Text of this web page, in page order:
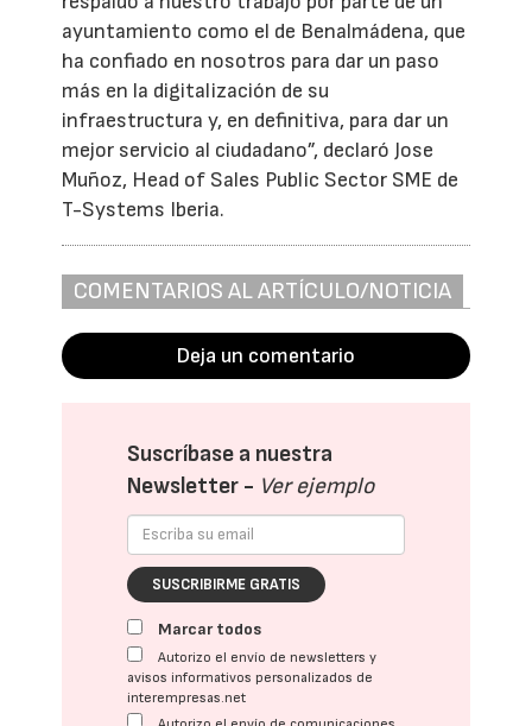
ayuntamiento como el de Benalmádena, que
ha confiado en nosotros para dar un paso
más en la digitalización de su
infraestructura y, en definitiva, para dar un
mejor servicio al ciudadano”, declaró Jose
Muñoz, Head of Sales Public Sector SME de
T-Systems Iberia.
COMENTARIOS AL ARTÍCULO/NOTICIA
Deja un comentario
Suscríbase a nuestra
Newsletter - Ver ejemplo
SUSCRIBIRME GRATIS
Marcar todos
Autorizo el envío de newsletters y
avisos informativos personalizados de
interempresas.net